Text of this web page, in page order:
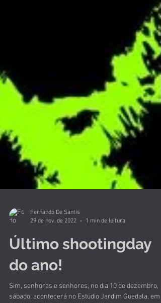
Fernando De Santis
29 de nov. de 2022
1 min de leitura
Último shootingday
do ano!